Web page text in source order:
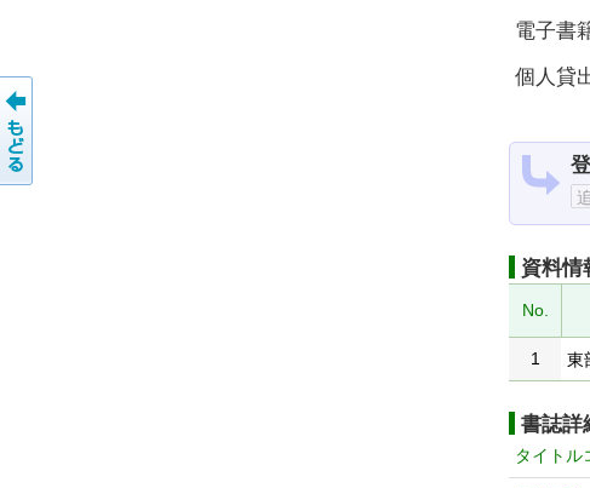
電子書
個人貸
資料情
No.
1
東
書誌詳
タイトル